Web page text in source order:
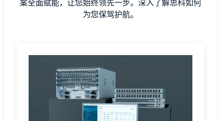
案全面赋能，让您始终领先一步。深入了解思科如何
为您保驾护航。